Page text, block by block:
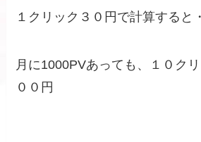
１クリック３０円で計算すると
月に1000PVあっても、１０ク
００円